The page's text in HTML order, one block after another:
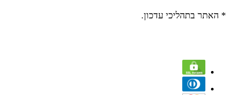
* האתר בתהליכי עדכון.